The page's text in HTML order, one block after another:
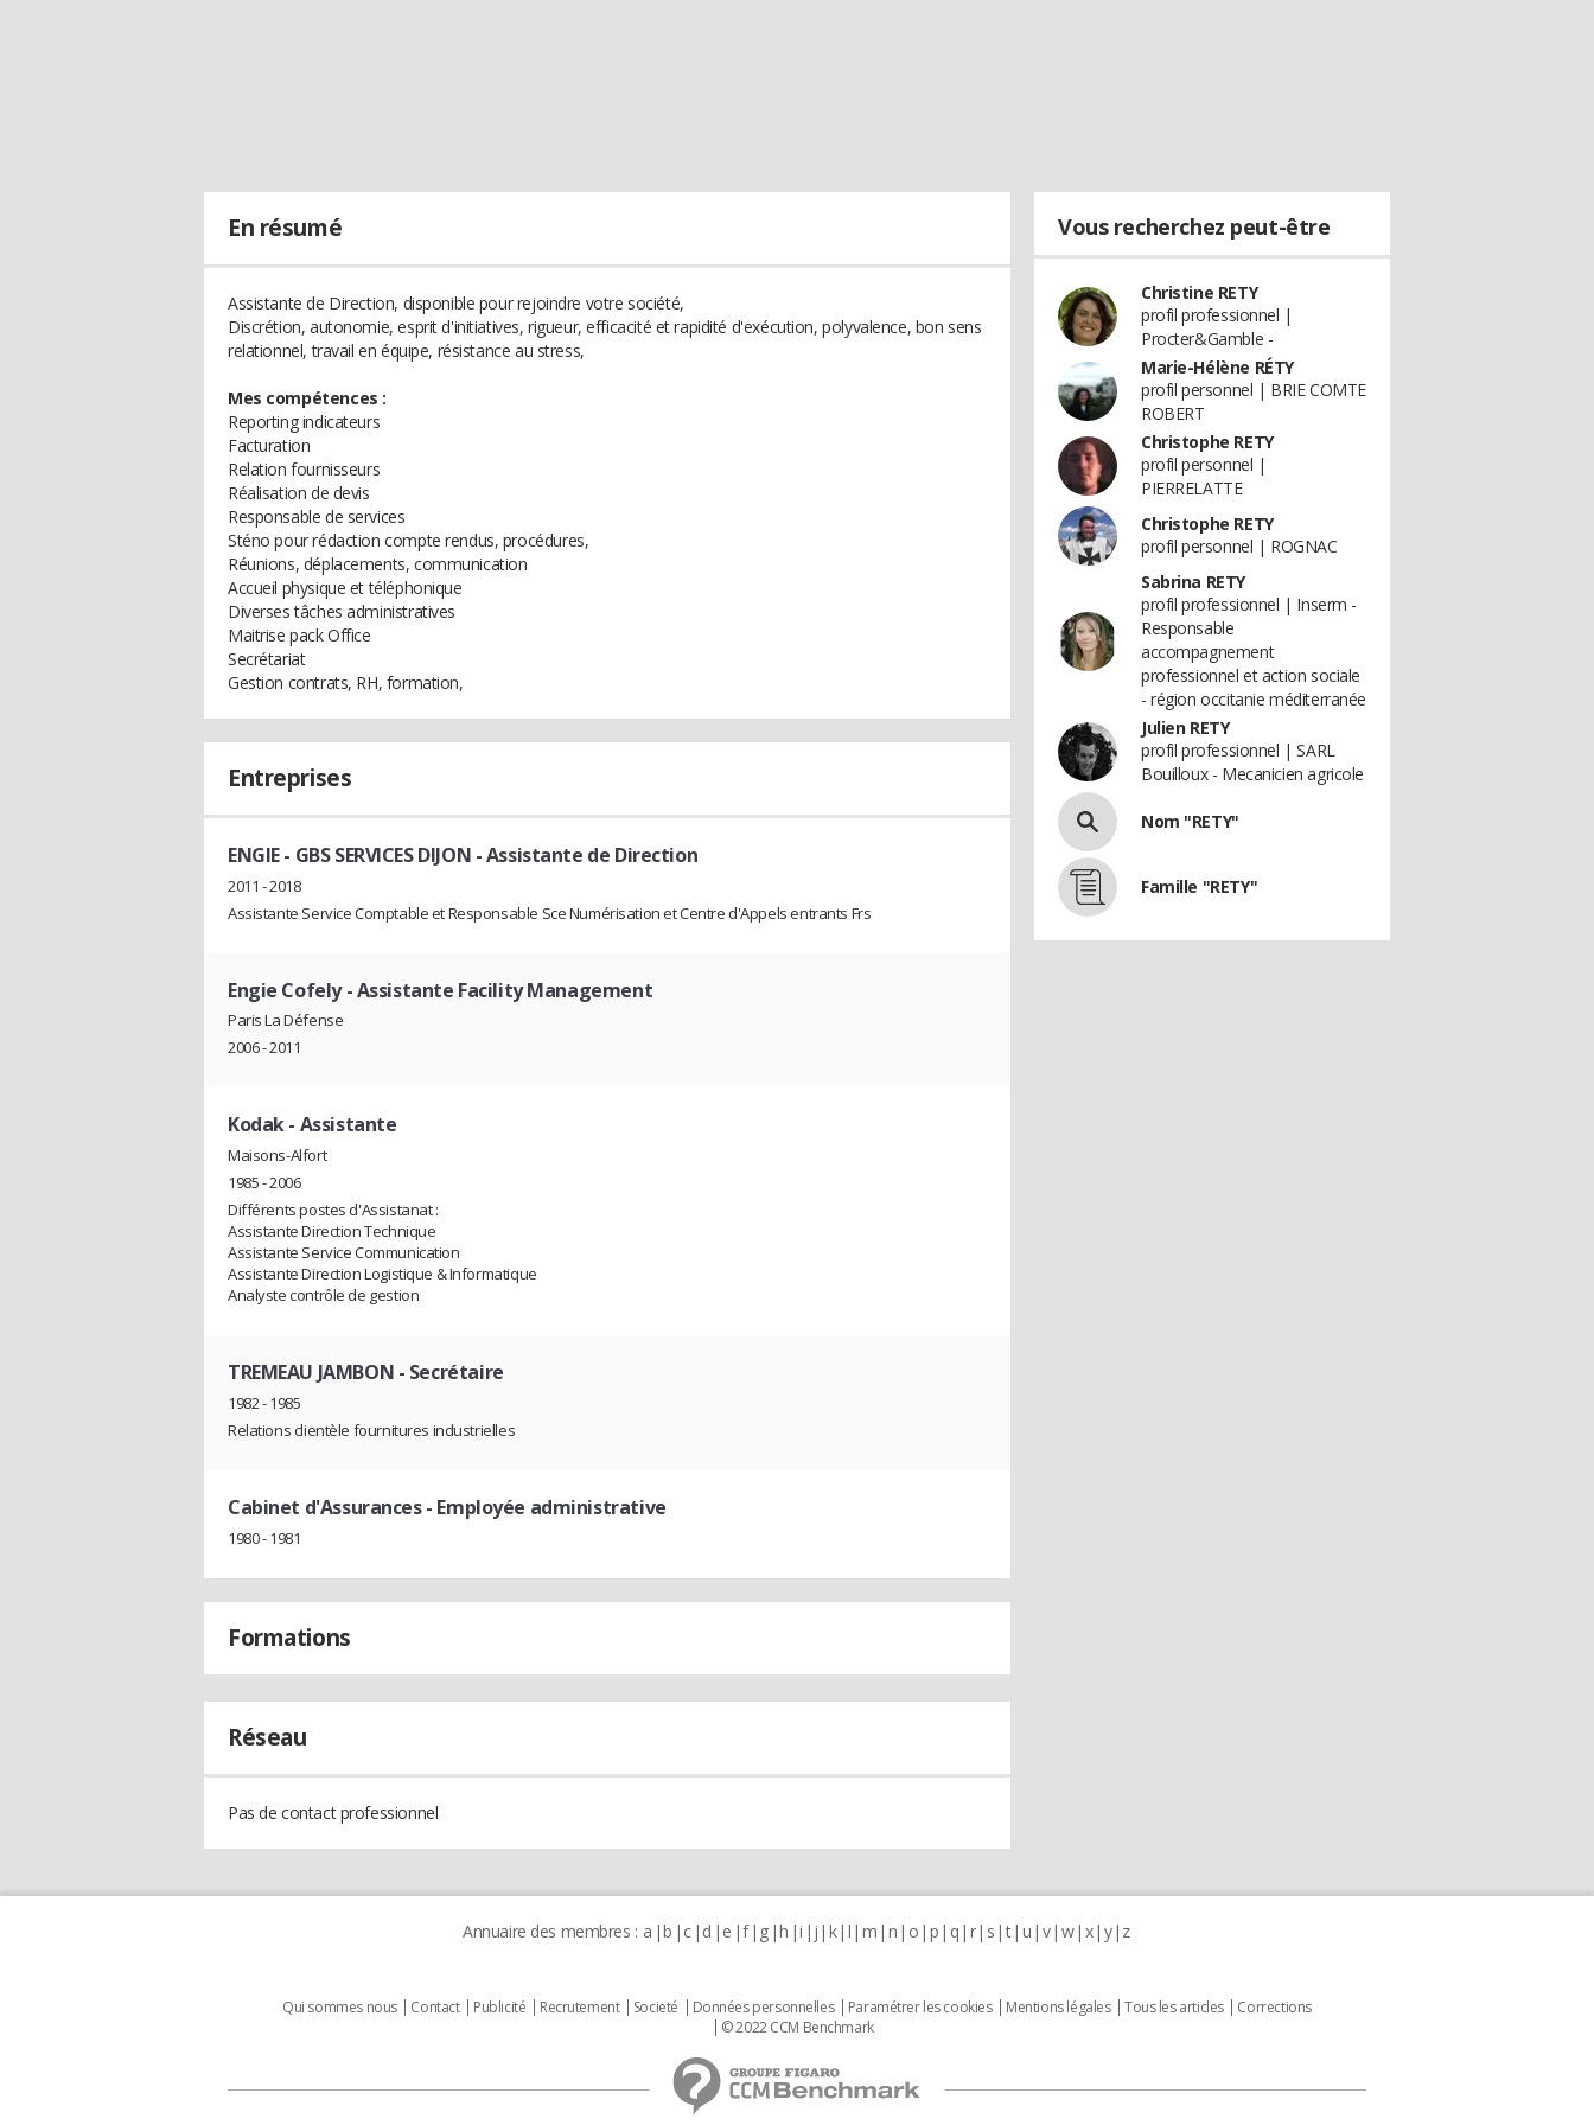
En résumé
Assistante de Direction, disponible pour rejoindre votre société,
Discrétion, autonomie, esprit d'initiatives, rigueur, efficacité et rapidité d'exécution, polyvalence, bon sens
relationnel, travail en équipe, résistance au stress,
Mes compétences :
Reporting indicateurs
Facturation
Relation fournisseurs
Réalisation de devis
Responsable de services
Sténo pour rédaction compte rendus, procédures,
Réunions, déplacements, communication
Accueil physique et téléphonique
Diverses tâches administratives
Maitrise pack Office
Secrétariat
Gestion contrats, RH, formation,
Entreprises
ENGIE - GBS SERVICES DIJON - Assistante de Direction
2011 - 2018
Assistante Service Comptable et Responsable Sce Numérisation et Centre d'Appels entrants Frs
Engie Cofely- Assistante Facility Management
Paris La Défense
2006 - 2011
Kodak- Assistante
Maisons-Alfort
1985 - 2006
Différents postes d'Assistanat :
Assistante Direction Technique
Assistante Service Communication
Assistante Direction Logistique & Informatique
Analyste contrôle de gestion
TREMEAU JAMBON - Secrétaire
1982 - 1985
Relations clientèle fournitures industrielles
Cabinet d'Assurances- Employée administrative
1980 - 1981
Formations
Réseau
Pas de contact professionnel
Vous recherchez peut-être
Christine RETY
profil professionnel |
Procter&Gamble -
Marie-Hélène RÉTY
profil personnel | BRIE COMTE
ROBERT
Christophe RETY
profil personnel |
PIERRELATTE
Christophe RETY
profil personnel | ROGNAC
Sabrina RETY
profil professionnel | Inserm -
Responsable
accompagnement
professionnel et action sociale
- région occitanie méditerranée
Julien RETY
profil professionnel | SARL
Bouilloux - Mecanicien agricole
Nom "RETY"
Famille "RETY"
Annuaire des membres : a b c d e f g h i j k l m n o p q r s t u v w x y z
Qui sommes nous Contact Publicité Recrutement Societé Données personnelles Paramétrer les cookies Mentions légales Tous les articles
Corrections
© 2022 CCM Benchmark